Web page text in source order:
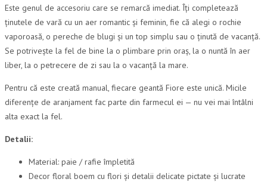
Este genul de accesoriu care se remarcă imediat. Îți completează
ținutele de vară cu un aer romantic și feminin, fie că alegi o rochie
vaporoasă, o pereche de blugi și un top simplu sau o ținută de vacanță.
Se potrivește la fel de bine la o plimbare prin oraș, la o nuntă în aer
liber, la o petrecere de zi sau la o vacanță la mare.
Pentru că este creată manual, fiecare geantă Fiore este unică. Micile
diferențe de aranjament fac parte din farmecul ei — nu vei mai întâlni
alta exact la fel.
Detalii:
Material: paie / rafie împletită
Decor floral boem cu flori și detalii delicate pictate și lucrate